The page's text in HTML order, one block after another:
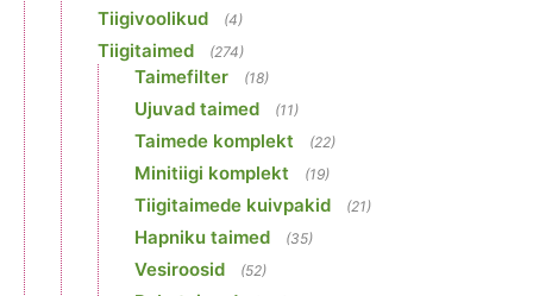
Tiigivoolikud (4)
Tiigitaimed (274)
Taimefilter (18)
Ujuvad taimed (11)
Taimede komplekt (22)
Minitiigi komplekt (19)
Tiigitaimede kuivpakid (21)
Hapniku taimed (35)
Vesiroosid (52)